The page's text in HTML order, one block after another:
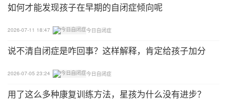
也用自己特别的关爱呵护了每一个孩子。
1983年，苏富梅的双胞胎女儿出生了。当时班里有
名学生叫阿拉塔，每逢寒假，他的家乡就大雪封山。
苏富梅把阿拉塔接回家一住就是十天半个月。家里房
子小，苏富梅就让阿拉塔和自己的双胞胎女儿睡在床
上，自己和爱人在零下二十摄氏度的冬天打地铺。每
如何才能发现孩子在早期的自闭症倾向呢
2026-07-11 18:47 今日自闭症
说不清自闭症是咋回事？这样解释，肯定给孩子加分
2026-07-05 23:24 今日自闭症
用了这么多种康复训练方法，星孩为什么没有进步？